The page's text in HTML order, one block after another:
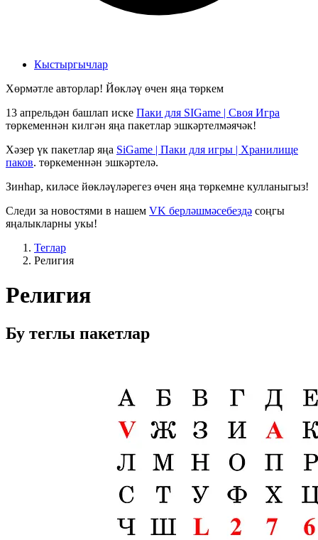
Кыстыргычлар
Хөрмәтле авторлар! Йөкләү өчен яңа төркем
13 апрельдән башлап иске Паки для SIGame | Своя Игра
төркеменнән килгән яңа пакетлар эшкәртелмәячәк!
Хәзер үк пакетлар яңа SiGame | Паки для игры | Хранилище
паков. төркеменнән эшкәртелә.
Зинһар, киләсе йөкләүләрегез өчен яңа төркемне кулланыгыз!
Следи за новостями в нашем VK берләшмәсебездә соңгы
яңалыкларны укы!
Теглар
Религия
Религия
Бу теглы пакетлар